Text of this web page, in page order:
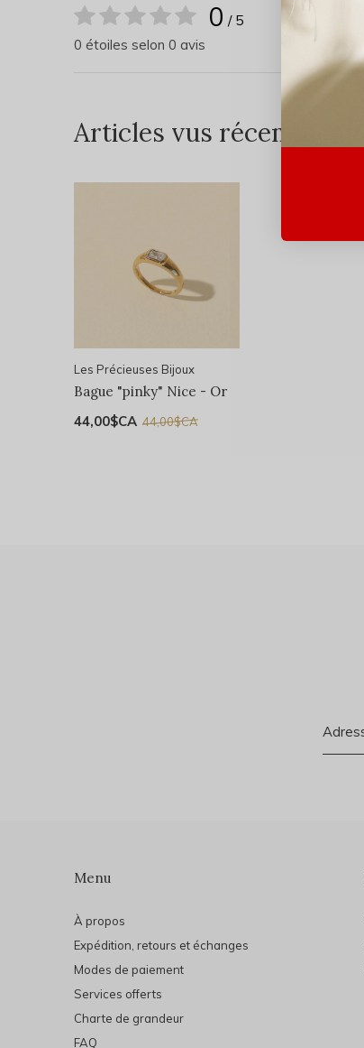
0 / 5
0 étoiles selon 0 avis
Articles vus récemment
Les Précieuses Bijoux
Bague "pinky" Nice - Or
44,00$CA 44,00$CA
Menu
À propos
Expédition, retours et échanges
Modes de paiement
Services offerts
Charte de grandeur
FAQ